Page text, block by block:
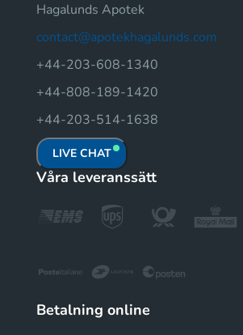
Hagalunds Apotek
contact@apotekhagalunds.com
+44-203-608-1340
+44-808-189-1420
+44-203-514-1638
LIVE CHAT
Våra leveranssätt
Betalning online